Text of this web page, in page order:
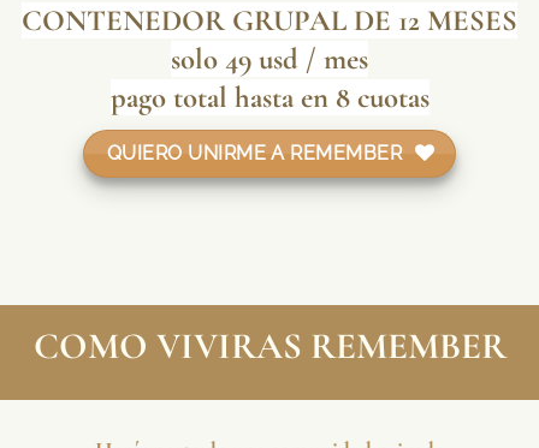
CONTENEDOR GRUPAL DE 12 MESES
solo 49 usd / mes
pago total hasta en 8 cuotas
QUIERO UNIRME A REMEMBER
COMO VIVIRAS REMEMBER